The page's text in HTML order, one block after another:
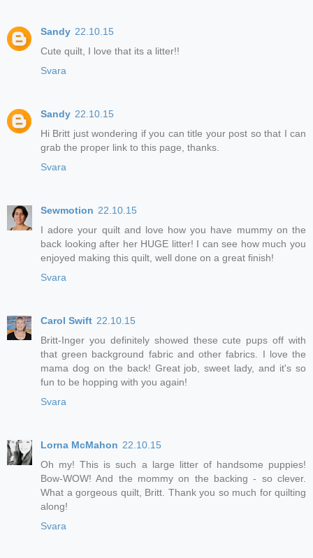
Sandy 22.10.15
Cute quilt, I love that its a litter!!
Svara
Sandy 22.10.15
Hi Britt just wondering if you can title your post so that I can
grab the proper link to this page, thanks.
Svara
Sewmotion 22.10.15
I adore your quilt and love how you have mummy on the
back looking after her HUGE litter! I can see how much you
enjoyed making this quilt, well done on a great finish!
Svara
Carol Swift 22.10.15
Britt-Inger you definitely showed these cute pups off with
that green background fabric and other fabrics. I love the
mama dog on the back! Great job, sweet lady, and it's so
fun to be hopping with you again!
Svara
Lorna McMahon 22.10.15
Oh my! This is such a large litter of handsome puppies!
Bow-WOW! And the mommy on the backing - so clever.
What a gorgeous quilt, Britt. Thank you so much for quilting
along!
Svara